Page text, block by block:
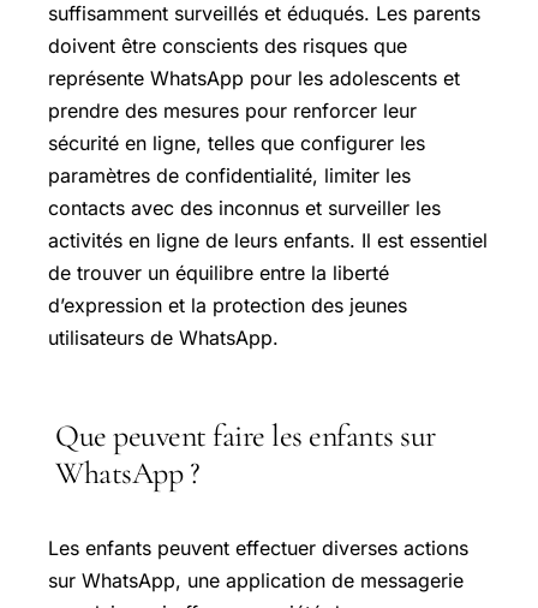
suffisamment surveillés et éduqués. Les parents
doivent être conscients des risques que
représente WhatsApp pour les adolescents et
prendre des mesures pour renforcer leur
sécurité en ligne, telles que configurer les
paramètres de confidentialité, limiter les
contacts avec des inconnus et surveiller les
activités en ligne de leurs enfants. Il est essentiel
de trouver un équilibre entre la liberté
d’expression et la protection des jeunes
utilisateurs de WhatsApp.
Que peuvent faire les enfants sur
WhatsApp ?
Les enfants peuvent effectuer diverses actions
sur WhatsApp, une application de messagerie